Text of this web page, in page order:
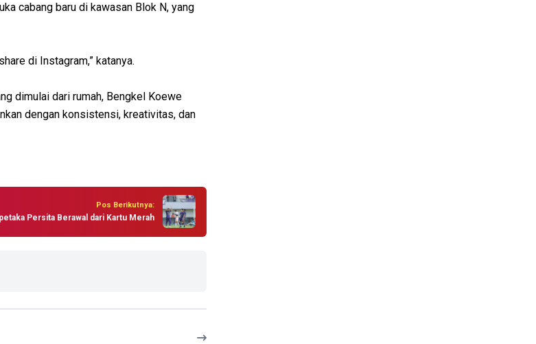
cabang baru di kawasan Blok N, yang
di Instagram,” katanya.
dimulai dari rumah, Bengkel Koewe
dengan konsistensi, kreativitas, dan
Pos Berikutnya:
Persita Berawal dari Kartu Merah